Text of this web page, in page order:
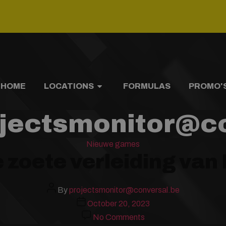
HOME LOCATIONS FORMULAS
Categories
Nieuwe games
PostByprojectsmonitor@conversal.be
PostOctober 20, 2023
No Commentson